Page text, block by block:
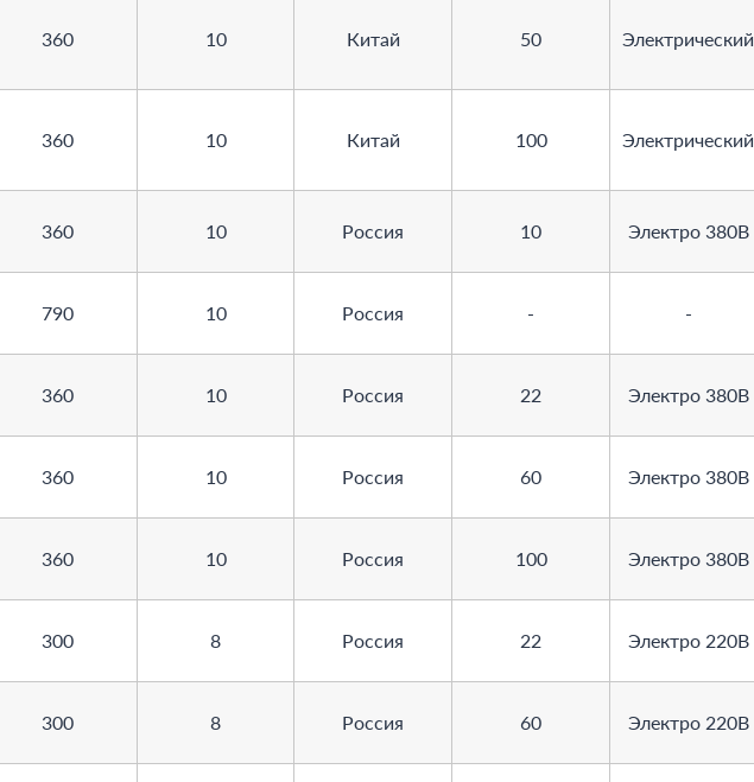
360 10 Китай 50 Электрический
360 10 Китай 100 Электрический
360 10 Россия 10 Электро 380В
790 10 Россия - -
360 10 Россия 22 Электро 380В
360 10 Россия 60 Электро 380В
360 10 Россия 100 Электро 380В
300 8 Россия 22 Электро 220В
300 8 Россия 60 Электро 220В